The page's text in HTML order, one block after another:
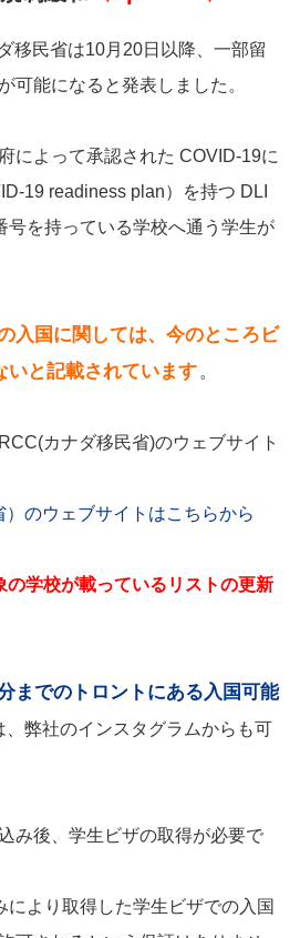
移民省は10月20日以降、一部留
可能になると発表しました。
によって承認された COVID-19に
19 readiness plan）を持つ DLI
号を持っている学校へ通う学生が
入国に関しては、今のところビ
いと記載されています 。
カナダ移民省)のウェブサイト
）のウェブサイトはこちらから
の学校が載っているリストの更新
までのトロントにある入国可能
、弊社のインスタグラムからも可
み後、学生ビザの取得が必要で
より取得した学生ビザでの入国